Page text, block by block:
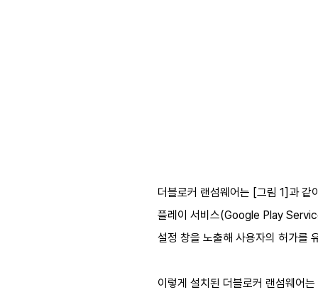
더블로커 랜섬웨어는 [그림 1]과 같
플레이 서비스(Google Play
설정 창을 노출해 사용자의 허가를
이렇게 설치된 더블로커 랜섬웨어